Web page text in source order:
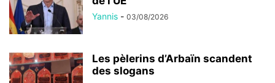
Yannis - 03/08/2026
Les pèlerins d’Arbaïn scandent
des slogans